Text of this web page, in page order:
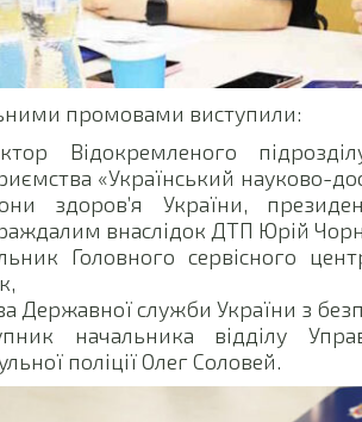
промовами виступили:
Відокремленого
«Український науково-
здоров’я України,
внаслідок ДТП Юрій
Головного сервісного
Державної служби України з
начальника відділу
поліції Олег Соловей.